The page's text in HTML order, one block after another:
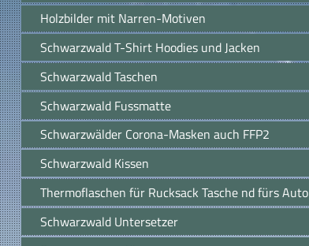
Holzbilder mit Narren-Motiven
Schwarzwald T-Shirt Hoodies und Jacken
Schwarzwald Taschen
Schwarzwald Fussmatte
Schwarzwälder Corona-Masken auch FFP2
Schwarzwald Kissen
Thermoflaschen für Rucksack Tasche nd fürs Auto
Schwarzwald Untersetzer